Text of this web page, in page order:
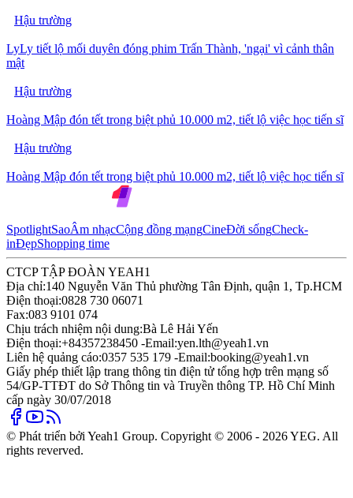
Hậu trường
LyLy tiết lộ mối duyên đóng phim Trấn Thành, 'ngại' vì cảnh thân
mật
Hậu trường
Hoàng Mập đón tết trong biệt phủ 10.000 m2, tiết lộ việc học tiến sĩ
Hậu trường
Hoàng Mập đón tết trong biệt phủ 10.000 m2, tiết lộ việc học tiến sĩ
SpotlightSaoÂm nhạcCộng đồng mạngCineĐời sốngCheck-
inĐẹpShopping time
CTCP TẬP ĐOÀN YEAH1
Địa chỉ:140 Nguyễn Văn Thủ phường Tân Định, quận 1, Tp.HCM
Điện thoại:0828 730 06071
Fax:083 9101 074
Chịu trách nhiệm nội dung:Bà Lê Hải Yến
Điện thoại:+84357238450 -Email:yen.lth@yeah1.vn
Liên hệ quảng cáo:0357 535 179 -Email:booking@yeah1.vn
Giấy phép thiết lập trang thông tin điện tử tổng hợp trên mạng số
54/GP-TTĐT do Sở Thông tin và Truyền thông TP. Hồ Chí Minh
cấp ngày 30/07/2018
© Phát triển bởi Yeah1 Group. Copyright © 2006 - 2026 YEG. All
rights reverved.